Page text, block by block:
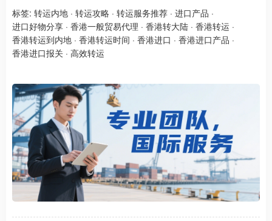
标签: 转运内地 · 转运攻略 · 转运服务推荐 · 进口产品 ·
进口好物分享 · 香港一般贸易代理 · 香港转大陆 · 香港转运 ·
香港转运到内地 · 香港转运时间 · 香港进口 · 香港进口产品 ·
香港进口报关 · 高效转运